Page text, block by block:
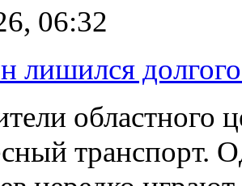
06:32
лишился
областного
транспорт.